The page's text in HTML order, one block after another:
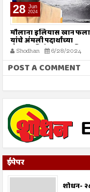
28 Jun
2024
मौलाना इलियास खान
यांचे अंमली पदार्थांच्या
गैरवापराविरोधात सामूहिक
कारवाईचे आवाहन
Shodhan 6/28/2024
POST A COMMENT
ईपेपर
शोधन-